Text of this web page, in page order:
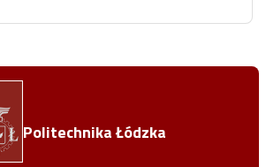
Politechnika Łódzka